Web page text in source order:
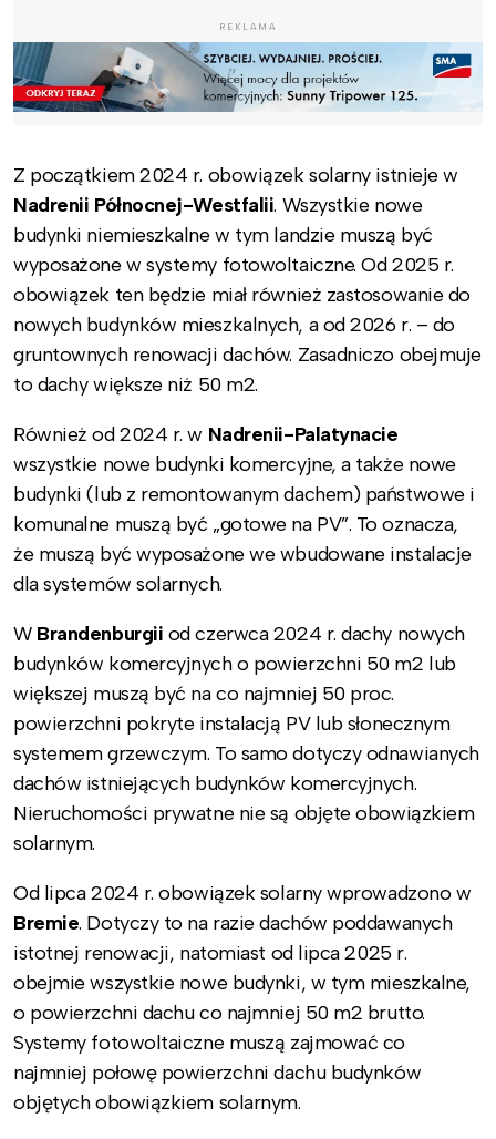
REKLAMA
Z początkiem 2024 r. obowiązek solarny istnieje w
Nadrenii Północnej-Westfalii. Wszystkie nowe
budynki niemieszkalne w tym landzie muszą być
wyposażone w systemy fotowoltaiczne. Od 2025 r.
obowiązek ten będzie miał również zastosowanie do
nowych budynków mieszkalnych, a od 2026 r. – do
gruntownych renowacji dachów. Zasadniczo obejmuje
to dachy większe niż 50 m2.
Również od 2024 r. w Nadrenii-Palatynacie
wszystkie nowe budynki komercyjne, a także nowe
budynki (lub z remontowanym dachem) państwowe i
komunalne muszą być „gotowe na PV”. To oznacza,
że muszą być wyposażone we wbudowane instalacje
dla systemów solarnych.
W Brandenburgii od czerwca 2024 r. dachy nowych
budynków komercyjnych o powierzchni 50 m2 lub
większej muszą być na co najmniej 50 proc.
powierzchni pokryte instalacją PV lub słonecznym
systemem grzewczym. To samo dotyczy odnawianych
dachów istniejących budynków komercyjnych.
Nieruchomości prywatne nie są objęte obowiązkiem
solarnym.
Od lipca 2024 r. obowiązek solarny wprowadzono w
Bremie. Dotyczy to na razie dachów poddawanych
istotnej renowacji, natomiast od lipca 2025 r.
obejmie wszystkie nowe budynki, w tym mieszkalne,
o powierzchni dachu co najmniej 50 m2 brutto.
Systemy fotowoltaiczne muszą zajmować co
najmniej połowę powierzchni dachu budynków
objętych obowiązkiem solarnym.